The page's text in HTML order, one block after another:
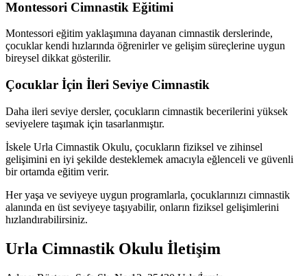
Montessori Cimnastik Eğitimi
Montessori eğitim yaklaşımına dayanan cimnastik derslerinde,
çocuklar kendi hızlarında öğrenirler ve gelişim süreçlerine uygun
bireysel dikkat gösterilir.
Çocuklar İçin İleri Seviye Cimnastik
Daha ileri seviye dersler, çocukların cimnastik becerilerini yüksek
seviyelere taşımak için tasarlanmıştır.
İskele Urla Cimnastik Okulu, çocukların fiziksel ve zihinsel
gelişimini en iyi şekilde desteklemek amacıyla eğlenceli ve güvenli
bir ortamda eğitim verir.
Her yaşa ve seviyeye uygun programlarla, çocuklarınızı cimnastik
alanında en üst seviyeye taşıyabilir, onların fiziksel gelişimlerini
hızlandırabilirsiniz.
Urla Cimnastik Okulu İletişim